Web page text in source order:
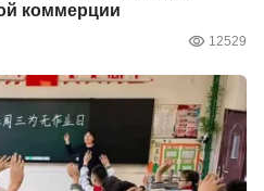
коммерции
12529